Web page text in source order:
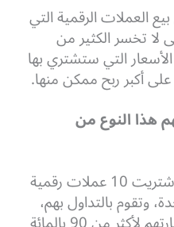
العملات الرقمية التي
لا تخسر الكثير من
التي ستشتري بها
أكبر ربح ممكن منها.
هذا النوع من
لنفترض أنك اشتريت 10 عملات رقمية
وتقوم بالتداول بهم،